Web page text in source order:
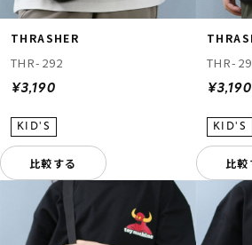
THRASHER
THR-292
¥3,190
比較する
THR-
¥3,190
比較